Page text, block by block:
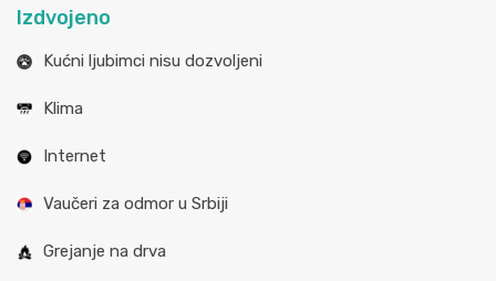
Izdvojeno
Kućni ljubimci nisu dozvoljeni
Klima
Internet
Vaučeri za odmor u Srbiji
Grejanje na drva